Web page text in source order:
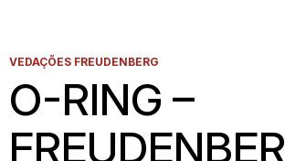
VEDAÇÕES FREUDENBERG
O-RING –